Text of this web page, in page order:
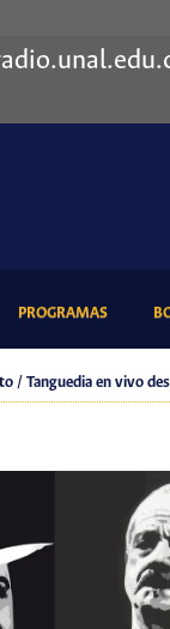
PROGRAMAS
/ Tanguedia en vivo